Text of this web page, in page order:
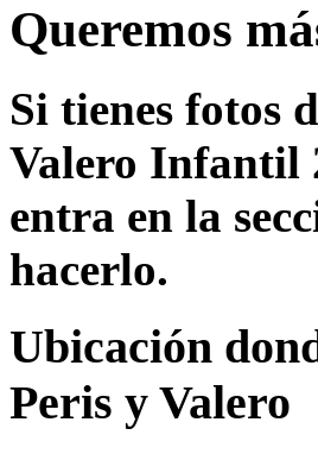
Queremos
Si tienes fotos
Valero Infantil
entra en la
hacerlo.
Ubicación
Peris y Valero